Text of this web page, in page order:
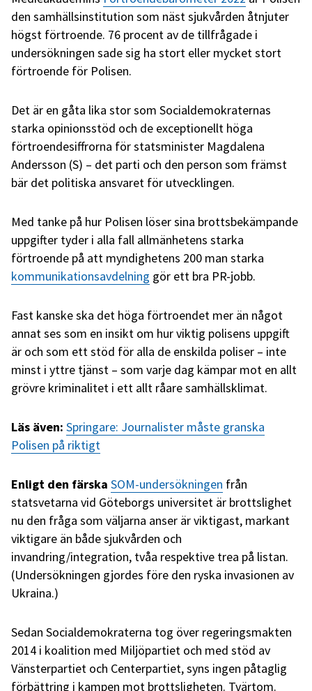
den samhällsinstitution som näst sjukvården åtnjuter
högst förtroende. 76 procent av de tillfrågade i
undersökningen sade sig ha stort eller mycket stort
förtroende för Polisen.
Det är en gåta lika stor som Socialdemokraternas
starka opinionsstöd och de exceptionellt höga
förtroendesiffrorna för statsminister Magdalena
Andersson (S) – det parti och den person som främst
bär det politiska ansvaret för utvecklingen.
Med tanke på hur Polisen löser sina brottsbekämpande
uppgifter tyder i alla fall allmänhetens starka
förtroende på att myndighetens 200 man starka
kommunikationsavdelning gör ett bra PR-jobb.
Fast kanske ska det höga förtroendet mer än något
annat ses som en insikt om hur viktig polisens uppgift
är och som ett stöd för alla de enskilda poliser – inte
minst i yttre tjänst – som varje dag kämpar mot en allt
grövre kriminalitet i ett allt råare samhällsklimat.
Läs även: Springare: Journalister måste granska
Polisen på riktigt
Enligt den färska SOM-undersökningen från
statsvetarna vid Göteborgs universitet är brottslighet
nu den fråga som väljarna anser är viktigast, markant
viktigare än både sjukvården och
invandring/integration, tvåa respektive trea på listan.
(Undersökningen gjordes före den ryska invasionen av
Ukraina.)
Sedan Socialdemokraterna tog över regeringsmakten
2014 i koalition med Miljöpartiet och med stöd av
Vänsterpartiet och Centerpartiet, syns ingen påtaglig
förbättring i kampen mot brottsligheten. Tvärtom.